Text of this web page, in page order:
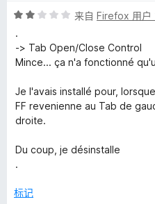
/评
/
来自 Firefox 用户
.
-> Tab Open/Close Control
Mince... ça n'a fonctionné
Je l'avais installé pour,
FF revenienne au Tab de
droite.
Du coup, je désinstalle
.
标记